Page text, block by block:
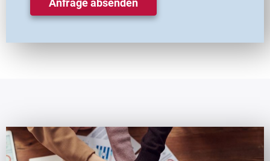
Anfrage absenden